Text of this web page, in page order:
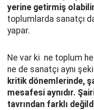
yerine getirmiş
toplumlarda sanatçı
yapar.
Ne var ki ne toplum
ne de sanatçı aynı
kritik dönemlerinde,
mesafesi aynıdır.
tavrından farklı